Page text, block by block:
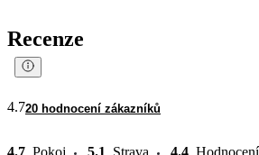
Recenze
4.720 hodnocení zákazníků
4.7 Pokoj 5.1 Strava 4.4